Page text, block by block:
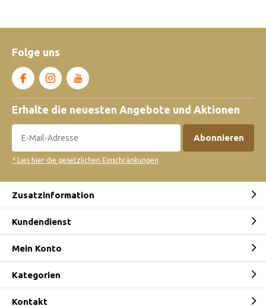
Folge uns
Erhalte die neuesten Angebote und Aktionen
Abonnieren
* Lies hier die gesetzlichen Einschränkungen
Zusatzinformation
Kundendienst
Mein Konto
Kategorien
Kontakt